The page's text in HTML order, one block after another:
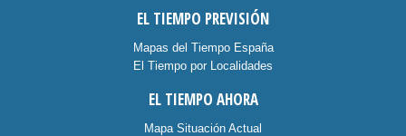
EL TIEMPO PREVISIÓN
Mapas del Tiempo España
El Tiempo por Localidades
EL TIEMPO AHORA
Mapa Situación Actual